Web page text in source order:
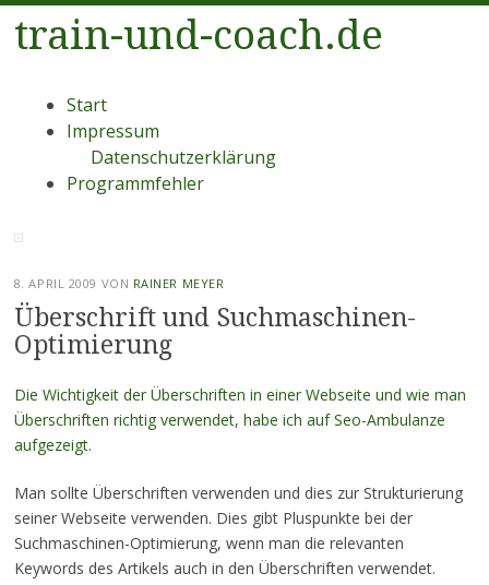
train-und-coach.de
Menü
Zum
Inhalt
Start
Impressum
Datenschutzerklärung
Programmfehler
8. APRIL 2009 VON RAINER MEYER
Überschrift und Suchmaschinen-
Optimierung
Die Wichtigkeit der Überschriften in einer Webseite und wie man
Überschriften richtig verwendet, habe ich auf Seo-Ambulanze
aufgezeigt.
Man sollte Überschriften verwenden und dies zur Strukturierung
seiner Webseite verwenden. Dies gibt Pluspunkte bei der
Suchmaschinen-Optimierung, wenn man die relevanten
Keywords des Artikels auch in den Überschriften verwendet.